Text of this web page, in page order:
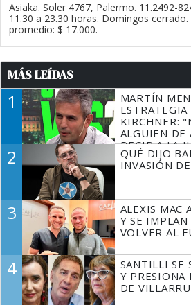
Asiaka. Soler 4767, Palermo. 11.2492-
11.30 a 23.30 horas. Domingos
promedio: $ 17.000.
MÁS LEÍDAS
1
MARTÍN
KIRCHNER:
ALGUIEN DE
DECIR A LA
TIENE QUE
2
QUÉ DIJO
INVASIÓN
3
ALEXIS MAC
Y SE
VOLVER AL
4
SANTILLI SE
Y PRESIONA
DE